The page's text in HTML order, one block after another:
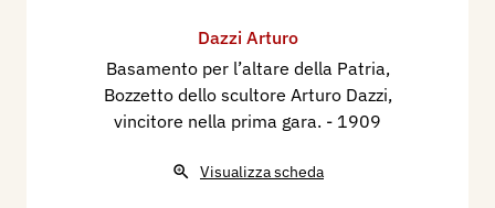
Dazzi Arturo
Basamento per l’altare della Patria,
Bozzetto dello scultore Arturo Dazzi,
vincitore nella prima gara. - 1909
Visualizza scheda